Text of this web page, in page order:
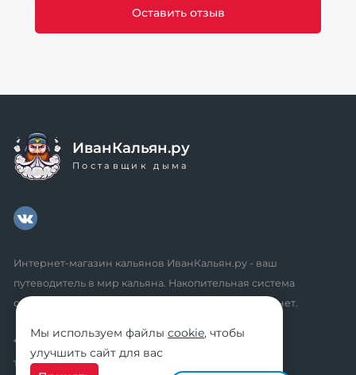
Мы используем файлы cookie, чтобы
улучшить сайт для вас
ИванКальян.ру
Поставщик дыма
Интернет-магазин кальянов ИванКальян.ру - ваш
путеводитель в мир кальяна. Накопительная система
скидок, промокоды, акции. Удобный личный кабинет.
* мы не осуществляем дистанционную продажу
табачной продукции розничным клиентам